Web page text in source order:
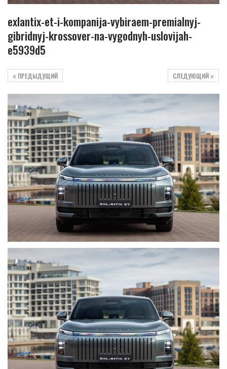
exlantix-et-i-kompanija-vybiraem-premialnyj-
gibridnyj-krossover-na-vygodnyh-uslovijah-
e5939d5
СЛЕДУЮЩИЙ
ПРЕДЫДУЩИЙ